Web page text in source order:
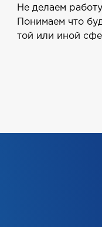
Не делаем
Понимаем что
той или иной